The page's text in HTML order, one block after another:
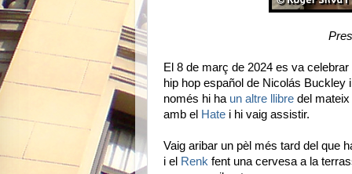
El 8 de març de 2024 es va
hip hop español de Nicolás Buckley
només hi ha un altre llibre del
amb el Hate i hi vaig assistir.
Vaig aribar un pèl més tard del que
i el Renk fent una cervesa a la